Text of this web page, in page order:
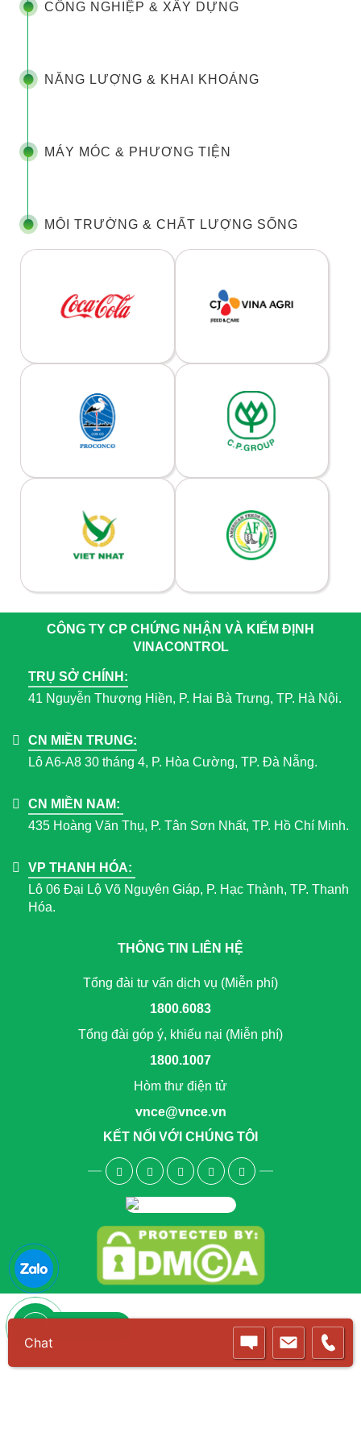
CÔNG NGHIỆP & XÂY DỰNG
NĂNG LƯỢNG & KHAI KHOÁNG
MÁY MÓC & PHƯƠNG TIỆN
MÔI TRƯỜNG & CHẤT LƯỢNG SỐNG
CÔNG TY CP CHỨNG NHẬN VÀ KIỂM ĐỊNH
VINACONTROL
TRỤ SỞ CHÍNH:
41 Nguyễn Thượng Hiền, P. Hai Bà Trưng, TP. Hà Nội.
CN MIỀN TRUNG:
Lô A6-A8 30 tháng 4, P. Hòa Cường, TP. Đà Nẵng.
CN MIỀN NAM:
435 Hoàng Văn Thụ, P. Tân Sơn Nhất, TP. Hồ Chí Minh.
VP THANH HÓA:
Lô 06 Đại Lộ Võ Nguyên Giáp, P. Hạc Thành, TP. Thanh
Hóa.
THÔNG TIN LIÊN HỆ
Tổng đài tư vấn dịch vụ (Miễn phí)
1800.6083
Tổng đài góp ý, khiếu nại (Miễn phí)
1800.1007
Hòm thư điện tử
vnce@vnce.vn
KẾT NỐI VỚI CHÚNG TÔI
Chat